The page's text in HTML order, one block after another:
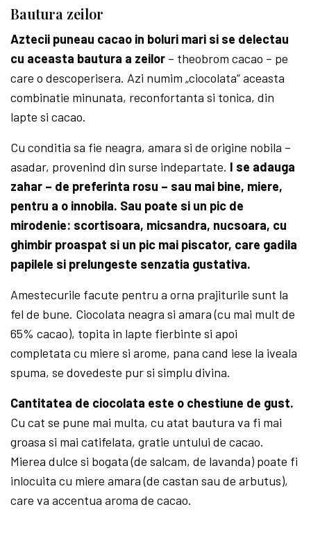
Bautura zeilor
Aztecii puneau cacao in boluri mari si se delectau
cu aceasta bautura a zeilor – theobrom cacao – pe
care o descoperisera. Azi numim „ciocolata“ aceasta
combinatie minunata, reconfortanta si tonica, din
lapte si cacao.
Cu conditia sa fie neagra, amara si de origine nobila –
asadar, provenind din surse indepartate. I se adauga
zahar – de preferinta rosu – sau mai bine, miere,
pentru a o innobila. Sau poate si un pic de
mirodenie: scortisoara, micsandra, nucsoara, cu
ghimbir proaspat si un pic mai piscator, care gadila
papilele si prelungeste senzatia gustativa.
Amestecurile facute pentru a orna prajiturile sunt la
fel de bune. Ciocolata neagra si amara (cu mai mult de
65% cacao), topita in lapte fierbinte si apoi
completata cu miere si arome, pana cand iese la iveala
spuma, se dovedeste pur si simplu divina.
Cantitatea de ciocolata este o chestiune de gust.
Cu cat se pune mai multa, cu atat bautura va fi mai
groasa si mai catifelata, gratie untului de cacao.
Mierea dulce si bogata (de salcam, de lavanda) poate fi
inlocuita cu miere amara (de castan sau de arbutus),
care va accentua aroma de cacao.